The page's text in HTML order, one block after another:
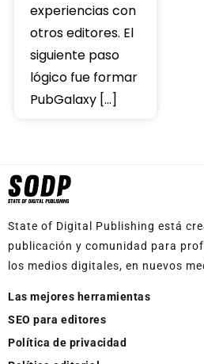
experiencias con
otros editores. El
siguiente paso
lógico fue formar
PubGalaxy […]
State of Digital Publishing está
publicación y comunidad para
los medios digitales, en nuevos
Las mejores herramientas
SEO para editores
Política de privacidad